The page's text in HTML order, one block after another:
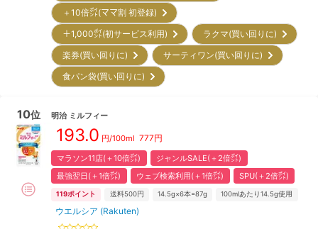
＋10倍㌽(ママ割 初登録)
＋1,000㌽(初サービス利用)
ラクマ(買い回りに)
楽券(買い回りに)
サーティワン(買い回りに)
食パン袋(買い回りに)
10位 明治 ミルフィー
193.0 円/100ml 777円
マラソン11店(＋10倍㌽)
ジャンルSALE(＋2倍㌽)
最強翌日(＋1倍㌽)
ウェブ検索利用(＋1倍㌽) SPU(＋2倍㌽)
119ポイント 送料500円 14.5g×6本=87g 100mlあたり14.5g使用
ウエルシア (Rakuten)